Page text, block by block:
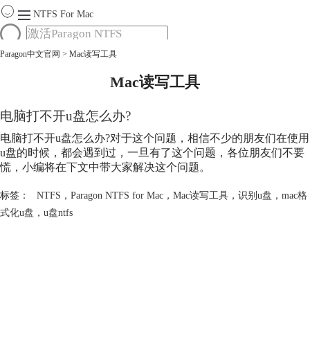
NTFS For Mac
首页
下载
购买
Paragon中文官网 > Mac读写工具
Mac读写工具
电脑打不开u盘怎么办?
电脑打不开u盘怎么办?对于这个问题，相信不少的朋友们在使用
u盘的时候，都会遇到过，一旦有了这个问题，各位朋友们不要
慌，小编将在下文中带大家解决这个问题。
标签： NTFS ， Paragon NTFS for Mac， Mac读写工具， 识别u盘 ， mac格
式化u盘 ， u盘ntfs